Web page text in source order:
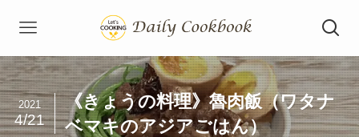
《きょうの料理》魯肉飯（ワタナ
ベマキのアジアごはん）
2021
4/21